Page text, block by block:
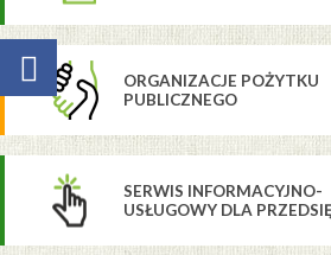
ORGANIZACJE POŻYTKU
PUBLICZNEGO
SERWIS INFORMACYJNO-
USŁUGOWY DLA